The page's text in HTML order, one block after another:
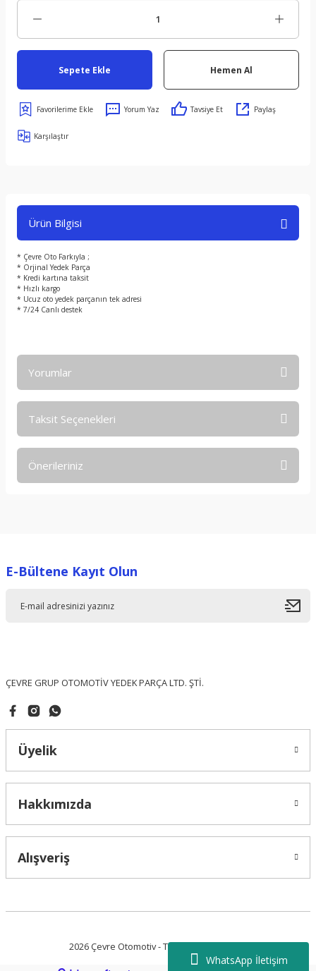
WhatsApp İletişim
Sepete Ekle Hemen Al
Yorum Yaz Tavsiye Et Paylaş
Karşılaştır
Ürün Bilgisi
* Çevre Oto Farkıyla ;
* Orjinal Yedek Parça
* Kredi kartına taksit
* Hızlı kargo
* Ucuz oto yedek parçanın tek adresi
* 7/24 Canlı destek
Yorumlar
Taksit Seçenekleri
Önerileriniz
Ürün resmi kalitesiz, bozuk veya görüntülenemiyor.
E-Bültene Kayıt Olun
ÇEVRE GRUP OTOMOTİV YEDEK PARÇA LTD. ŞTİ.
Üyelik
Hakkımızda
Alışveriş
2026 Çevre Otomotiv - Tüm Hakları Saklıdır.